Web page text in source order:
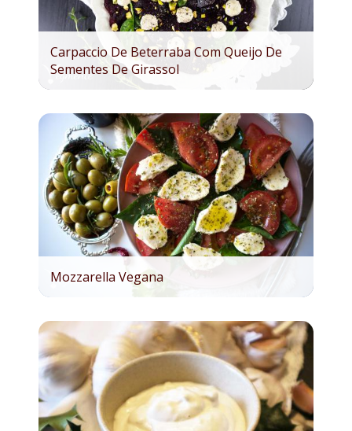
Carpaccio De Beterraba Com Queijo De
Sementes De Girassol
Mozzarella Vegana